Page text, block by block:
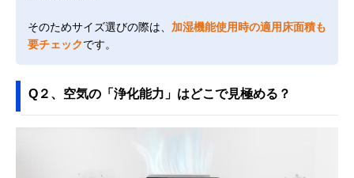
そのためサイズ選びの際は、 加湿機能使用時の適用床面積も
要チェックです。
Q２、空気の「浄化能力」はどこで見極める？